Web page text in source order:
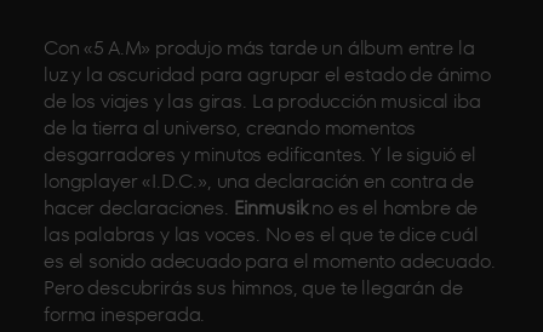
Con «5 A.M» produjo más tarde un álbum entre la
luz y la oscuridad para agrupar el estado de ánimo
de los viajes y las giras. La producción musical iba
de la tierra al universo, creando momentos
desgarradores y minutos edificantes. Y le siguió el
longplayer «I.D.C.», una declaración en contra de
hacer declaraciones. Einmusikno es el hombre de
las palabras y las voces. No es el que te dice cuál
es el sonido adecuado para el momento adecuado.
Pero descubrirás sus himnos, que te llegarán de
forma inesperada.